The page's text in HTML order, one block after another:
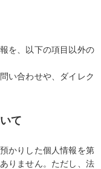
を、以下の項目以外の
い合わせや、ダイレク
て
かりした個人情報を第
りません。ただし、法